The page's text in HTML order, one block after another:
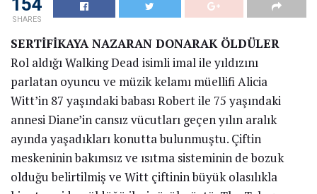
SHARES
SERTİFİKAYA NAZARAN DONARAK ÖLDÜLER
Rol aldığı Walking Dead isimli imal ile yıldızını
parlatan oyuncu ve müzik kelamı müellifi Alicia
Witt’in 87 yaşındaki babası Robert ile 75 yaşındaki
annesi Diane’in cansız vücutları geçen yılın aralık
ayında yaşadıkları konutta bulunmuştu. Çiftin
meskeninin bakımsız ve ısıtma sisteminin de bozuk
olduğu belirtilmiş ve Witt çiftinin büyük olasılıkla